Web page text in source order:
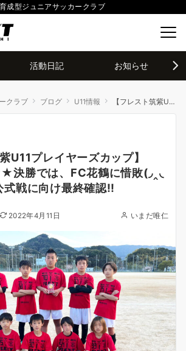
成型ジュニアサッカークラブ
活動日記 お知らせ
クラブ ブログ U11情報 【フレスト筑紫U11プレイヤーズカップ】★☆準優勝☆★決勝では、FC花鶴に惜敗(◞‸◟ㆀ)。４月の公式戦に向け最終確認!!
U11プレイヤーズカップ】
勝では、FC花鶴に惜敗(◞‸◟
式戦に向け最終確認!!
2022年4月11日 いまだ唯仁